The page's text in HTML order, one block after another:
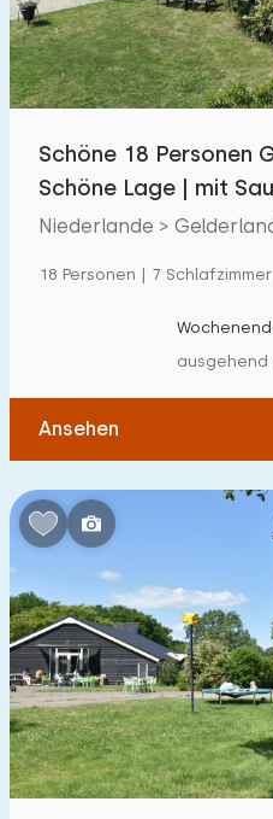
Eingezäunter Garten
Haustierfrei
Ladestation Auto
€ 0 — €
Schlafzimmern:
2
Badezimmer:
1 2 3 4
Entfernungen
Schöne 18 Personen
Schöne Lage | mit
Niederlande >
18 Personen | 7
ausgehend
Ansehen